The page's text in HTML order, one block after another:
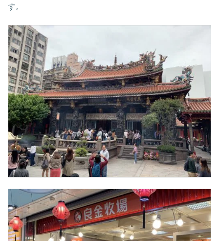
す。